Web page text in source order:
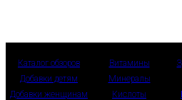
Каталог обзоров
Добавки детям
Добавки женщинам
Витамины
Минералы
Кислоты